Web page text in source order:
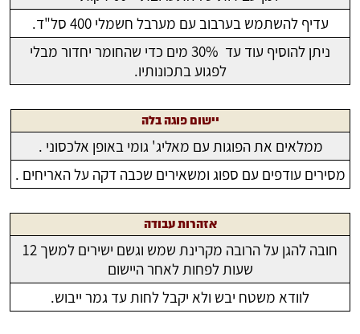
עדיף להשתמש בערבוב עם מערבל חשמלי 400 סל"ד.
ניתן להוסיף עוד עד 30% מים כדי שהחומר יחדור מבלי
לפגוע בתכונותיו.
יישום פוגה בלה
ממלאים את הפוגות עם מאליג' גומי באופן אלכסוני .
מסירים עודפים עם ספוג ומשאירים שכבה דקה על האריחים .
אזהרות עבודה
חובה להגן על הרובה מקרינת שמש וגשם ישירים למשך 12
שעות לפחות לאחר היישום
לוודא משטח יבש ולא יקבל לחות עד גמר ייבוש.